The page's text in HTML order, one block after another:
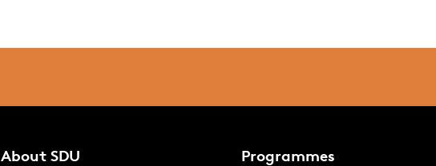
About SDU Programmes